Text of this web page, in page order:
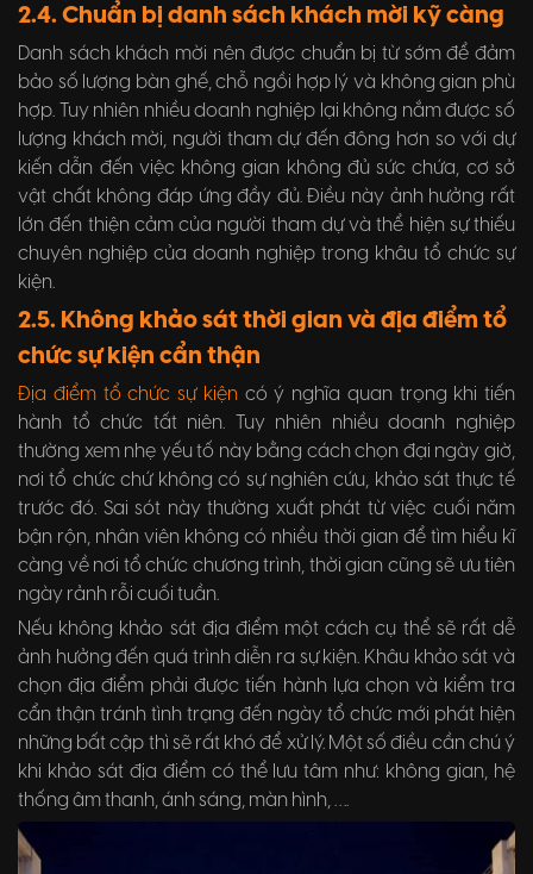
2.4. Chuẩn bị danh sách khách mời kỹ càng
Danh sách khách mời nên được chuẩn bị từ sớm để đảm
bảo số lượng bàn ghế, chỗ ngồi hợp lý và không gian phù
hợp. Tuy nhiên nhiều doanh nghiệp lại không nắm được số
lượng khách mời, người tham dự đến đông hơn so với dự
kiến dẫn đến việc không gian không đủ sức chứa, cơ sở
vật chất không đáp ứng đầy đủ. Điều này ảnh hưởng rất
lớn đến thiện cảm của người tham dự và thể hiện sự thiếu
chuyên nghiệp của doanh nghiệp trong khâu tổ chức sự
kiện.
2.5. Không khảo sát thời gian và địa điểm tổ
chức sự kiện cẩn thận
Địa điểm tổ chức sự kiện có ý nghĩa quan trọng khi tiến
hành tổ chức tất niên. Tuy nhiên nhiều doanh nghiệp
thường xem nhẹ yếu tố này bằng cách chọn đại ngày giờ,
nơi tổ chức chứ không có sự nghiên cứu, khảo sát thực tế
trước đó. Sai sót này thường xuất phát từ việc cuối năm
bận rộn, nhân viên không có nhiều thời gian để tìm hiểu kĩ
càng về nơi tổ chức chương trình, thời gian cũng sẽ ưu tiên
ngày rảnh rỗi cuối tuần.
Nếu không khảo sát địa điểm một cách cụ thể sẽ rất dễ
ảnh hưởng đến quá trình diễn ra sự kiện. Khâu khảo sát và
chọn địa điểm phải được tiến hành lựa chọn và kiểm tra
cẩn thận tránh tình trạng đến ngày tổ chức mới phát hiện
những bất cập thì sẽ rất khó để xử lý. Một số điều cần chú ý
khi khảo sát địa điểm có thể lưu tâm như: không gian, hệ
thống âm thanh, ánh sáng, màn hình, ….